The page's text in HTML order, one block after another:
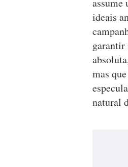
assume
ideais
garantir
mas
natural